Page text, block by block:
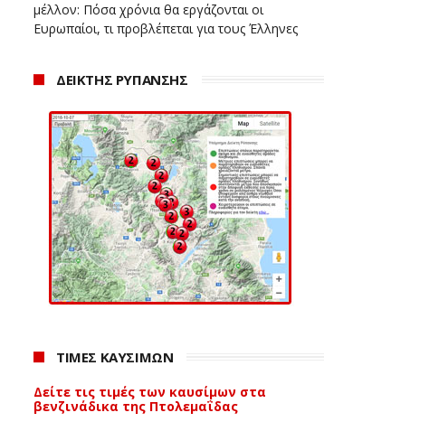
μέλλον: Πόσα χρόνια θα εργάζονται οι
Ευρωπαίοι, τι προβλέπεται για τους Έλληνες
ΔΕΙΚΤΗΣ ΡΥΠΑΝΣΗΣ
ΤΙΜΕΣ ΚΑΥΣΙΜΩΝ
Δείτε τις τιμές των καυσίμων στα
βενζινάδικα της Πτολεμαΐδας